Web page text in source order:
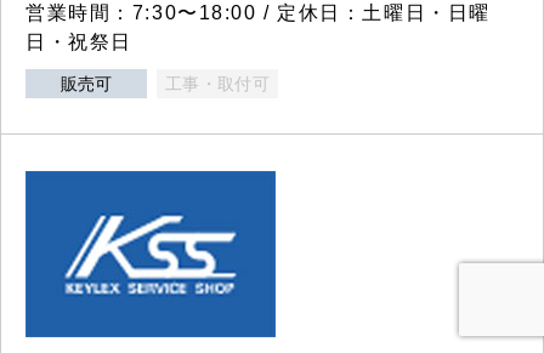
営業時間：7:30〜18:00 / 定休日：土曜日・日曜
日・祝祭日
販売可 工事・取付可